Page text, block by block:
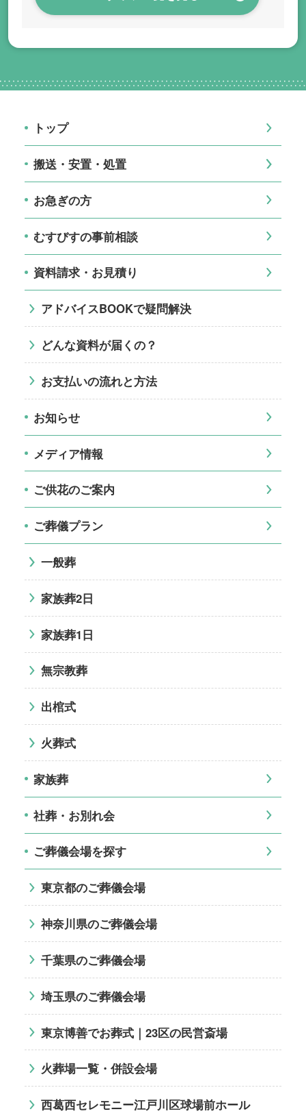
トップ
搬送・安置・処置
お急ぎの方
むすびすの事前相談
資料請求・お見積り
アドバイスBOOKで疑問解決
どんな資料が届くの？
お支払いの流れと方法
お知らせ
メディア情報
ご供花のご案内
ご葬儀プラン
一般葬
家族葬2日
家族葬1日
無宗教葬
出棺式
火葬式
家族葬
社葬・お別れ会
ご葬儀会場を探す
東京都のご葬儀会場
神奈川県のご葬儀会場
千葉県のご葬儀会場
埼玉県のご葬儀会場
東京博善でお葬式｜23区の民営斎場
火葬場一覧・併設会場
西葛西セレモニー江戸川区球場前ホール